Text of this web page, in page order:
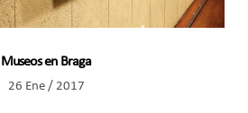
Museos en Braga
26 Ene / 2017